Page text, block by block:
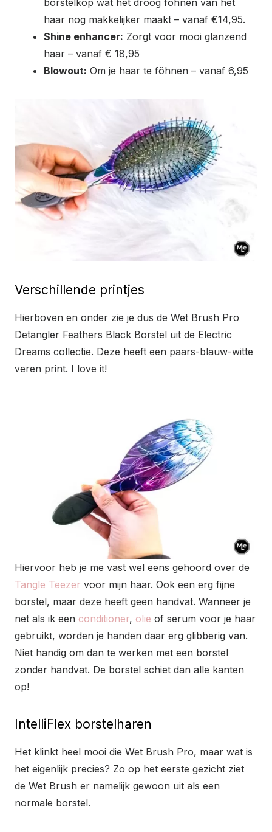
borstelkop wat het droog föhnen van het
haar nog makkelijker maakt – vanaf €14,95.
Shine enhancer: Zorgt voor mooi glanzend
haar – vanaf € 18,95
Blowout: Om je haar te föhnen – vanaf 6,95
Verschillende printjes
Hierboven en onder zie je dus de Wet Brush Pro
Detangler Feathers Black Borstel uit de Electric
Dreams collectie. Deze heeft een paars-blauw-witte
veren print. I love it!
Hiervoor heb je me vast wel eens gehoord over de
Tangle Teezer voor mijn haar. Ook een erg fijne
borstel, maar deze heeft geen handvat. Wanneer je
net als ik een conditioner, olie of serum voor je haar
gebruikt, worden je handen daar erg glibberig van.
Niet handig om dan te werken met een borstel
zonder handvat. De borstel schiet dan alle kanten
op!
IntelliFlex borstelharen
Het klinkt heel mooi die Wet Brush Pro, maar wat is
het eigenlijk precies? Zo op het eerste gezicht ziet
de Wet Brush er namelijk gewoon uit als een
normale borstel.